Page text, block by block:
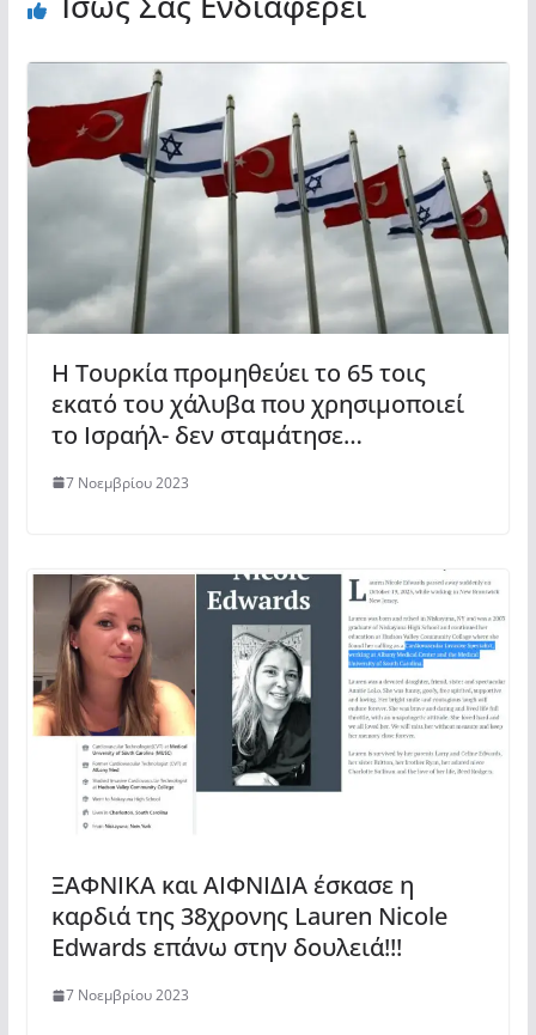
Η Τουρκία προμηθεύει το 65 τοις
εκατό του χάλυβα που χρησιμοποιεί
το Ισραήλ- δεν σταμάτησε…
7 Νοεμβρίου 2023
ΞΑΦΝΙΚΑ και ΑΙΦΝΙΔΙΑ έσκασε η
καρδιά της 38χρονης Lauren Nicole
Edwards επάνω στην δουλειά!!!
7 Νοεμβρίου 2023